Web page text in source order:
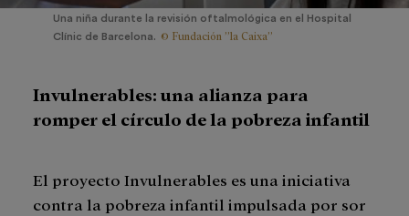
Una niña durante la revisión oftalmológica en el Hospital
Clínic de Barcelona. © Fundación ”la Caixa”
Invulnerables: una alianza para
romper el círculo de la pobreza infantil
El proyecto Invulnerables es una iniciativa
contra la pobreza infantil impulsada por sor